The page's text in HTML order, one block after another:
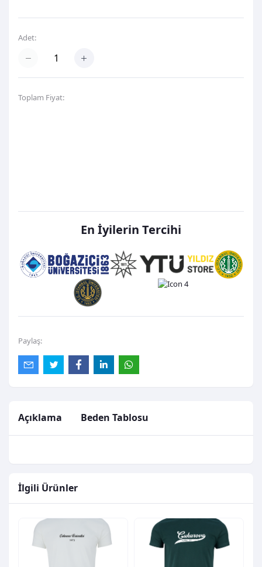
Adet:
Toplam Fiyat:
En İyilerin Tercihi
Paylaş:
Açıklama Beden Tablosu
İlgili Ürünler